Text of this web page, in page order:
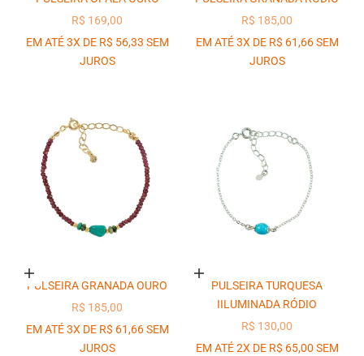
PREÇO PROMOCIONAL
R$ 169,00
EM ATÉ 3X DE R$ 56,33 SEM
JUROS
PREÇO PROMOCIONAL
R$ 185,00
EM ATÉ 3X DE R$ 61,66 SEM
JUROS
Adicionar ao carrinho
PULSEIRA GRANADA OURO
PREÇO PROMOCIONAL
R$ 185,00
EM ATÉ 3X DE R$ 61,66 SEM
JUROS
Adicionar ao carrinho
PULSEIRA TURQUESA
IILUMINADA RÓDIO
PREÇO PROMOCIONAL
R$ 130,00
EM ATÉ 2X DE R$ 65,00 SEM